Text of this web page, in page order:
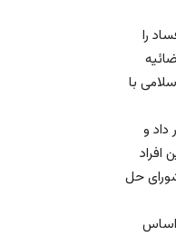
را
با
و
افراد
حل
اساس